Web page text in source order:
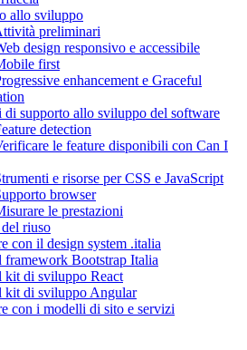
allo sviluppo
preliminari
design responsivo e accessibile
first
enhancement e Graceful
di supporto allo sviluppo del software
detection
le feature disponibili con Can I
e risorse per CSS e JavaScript
browser
le prestazioni
riuso
con il design system .italia
framework Bootstrap Italia
kit di sviluppo React
kit di sviluppo Angular
con i modelli di sito e servizi